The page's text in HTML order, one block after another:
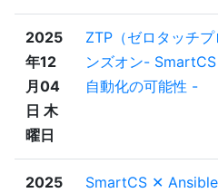
2025
年12
月04
日 木
曜日
ZTP（ゼロタッチ
ンズオン-
自動化の可能性 -
2025
SmartCS ✕